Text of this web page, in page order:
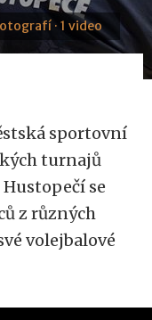
· 1 video
sportovní
turnajů
se
z různých
volejbalové